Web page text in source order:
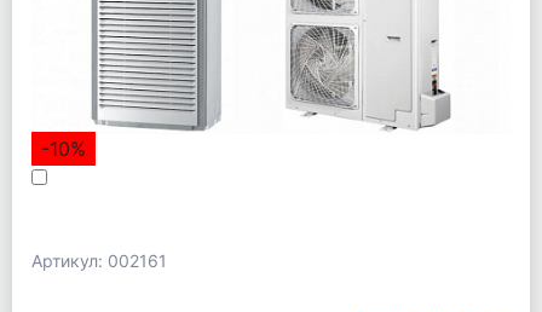
-10%
Артикул: 002161